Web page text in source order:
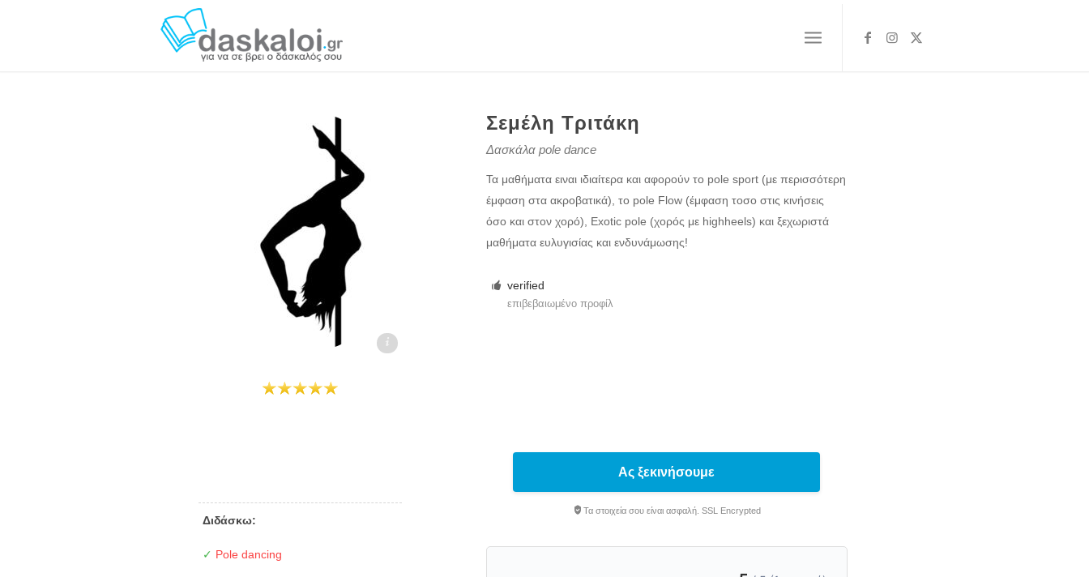
Σεμέλη Τριτάκη - daskaloi.gr
Σεμέλη Τριτάκη
Δασκάλα pole dance
Τα μαθήματα ειναι ιδιαίτερα και αφορούν το pole sport (με περισσότερη
έμφαση στα ακροβατικά), το pole Flow (έμφαση τοσο στις κινήσεις
όσο και στον χορό), Exotic pole (χορός με highheels) και ξεχωριστά
μαθήματα ευλυγισίας και ενδυνάμωσης!
verified
επιβεβαιωμένο προφίλ
Διδάσκω:
✓ Pole dancing
Ας ξεκινήσουμε
Τα στοιχεία σου είναι ασφαλή. SSL Encrypted